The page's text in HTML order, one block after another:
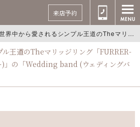
来店予約
中から愛されるシンプル王道のTheマリッジリング「FURRER-JACOT (フラー・ジャコー)」の「Wedding band (ウェディングバンド)」
王道のTheマリッジリング「FURRER-
)」の「Wedding band (ウェディングバ